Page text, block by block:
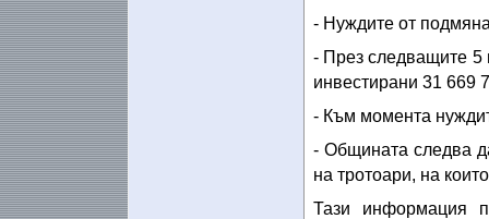
- Нуждите от
- През следващите 5
инвестирани 31 669
- Към момента
- Общината следва
на тротоари, на
Тази информация